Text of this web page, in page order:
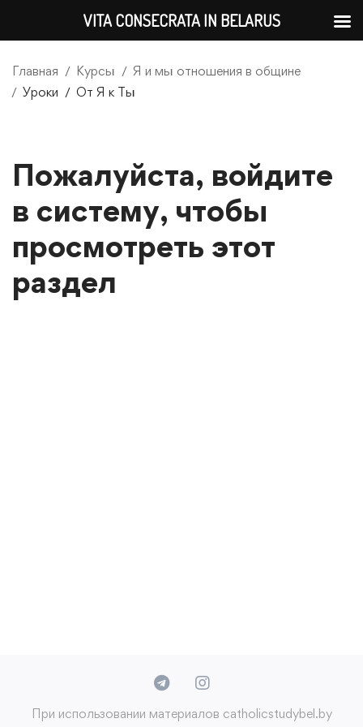
Главная Курсы
Я и мы отношения в общине
Уроки
От Я к Ты
Пожалуйста, войдите
в систему, чтобы
просмотреть этот
раздел
При использовании материалов catholicstudybel.by
VITA CONSECRATA IN BELARUS